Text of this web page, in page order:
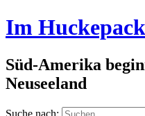
Im
Süd-Amerika
Neuseeland
Suche nach: